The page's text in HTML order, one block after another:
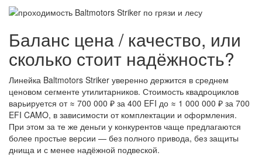
Баланс цена / качество, или
сколько стоит надёжность?
Линейка Baltmotors Striker уверенно держится в среднем
ценовом сегменте утилитарников. Стоимость квадроциклов
варьируется от ≈ 700 000 ₽ за 400 EFI до ≈ 1 000 000 ₽ за 700
EFI CAMO, в зависимости от комплектации и оформления.
При этом за те же деньги у конкурентов чаще предлагаются
более простые версии — без полного привода, без защиты
днища и с менее надёжной подвеской.